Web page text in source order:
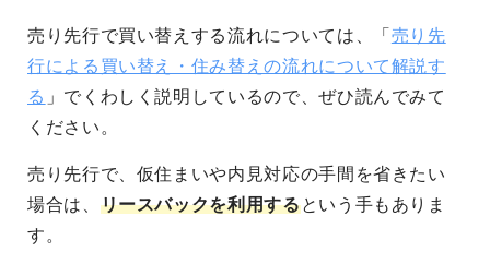
売り先行で買い替えする流れについては、「 売り先
行による買い替え・住み替えの流れについて解説す
る 」でくわしく説明しているので、ぜひ読んでみて
ください。
売り先行で、仮住まいや内見対応の手間を省きたい
場合は、 リースバックを利用するという手もありま
す。